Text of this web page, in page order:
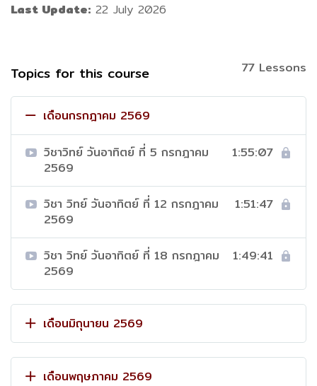
Last Update 22 July 2026
Topics for this course 77 Lessons
เดือนกรกฎาคม 2569
วิชาวิทย์ วันอาทิตย์ ที่ 5 กรกฎาคม
2569
1:55:07
วิชา วิทย์ วันอาทิตย์ ที่ 12 กรกฎาคม
2569
1:51:47
วิชา วิทย์ วันอาทิตย์ ที่ 18 กรกฎาคม
2569
1:49:41
เดือนมิถุนายน 2569
เดือนพฤษภาคม 2569